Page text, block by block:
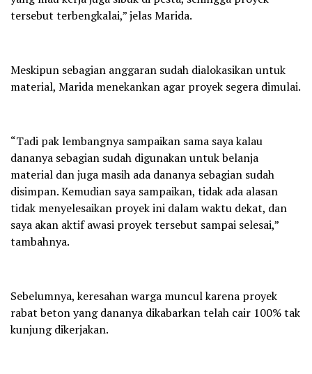
tersebut terbengkalai,” jelas Marida.
Meskipun sebagian anggaran sudah dialokasikan untuk
material, Marida menekankan agar proyek segera dimulai.
“Tadi pak lembangnya sampaikan sama saya kalau
dananya sebagian sudah digunakan untuk belanja
material dan juga masih ada dananya sebagian sudah
disimpan. Kemudian saya sampaikan, tidak ada alasan
tidak menyelesaikan proyek ini dalam waktu dekat, dan
saya akan aktif awasi proyek tersebut sampai selesai,”
tambahnya.
Sebelumnya, keresahan warga muncul karena proyek
rabat beton yang dananya dikabarkan telah cair 100% tak
kunjung dikerjakan.